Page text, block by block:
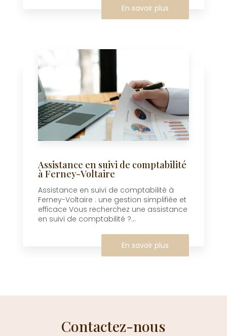
En savoir plus
Assistance en suivi de comptabilité
à Ferney-Voltaire
Assistance en suivi de comptabilité à
Ferney-Voltaire : une gestion simplifiée et
efficace Vous recherchez une assistance
en suivi de comptabilité ?...
En savoir plus
Contactez-nous